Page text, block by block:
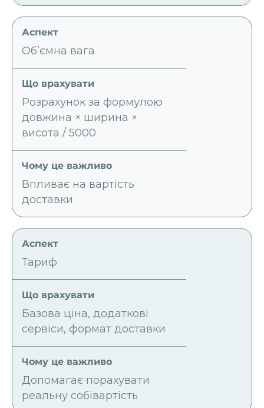
Об’ємна вага
Розрахунок за формулою
довжина × ширина ×
висота / 5000
Впливає на вартість
доставки
Тариф
Базова ціна, додаткові
сервіси, формат доставки
Допомагає порахувати
реальну собівартість